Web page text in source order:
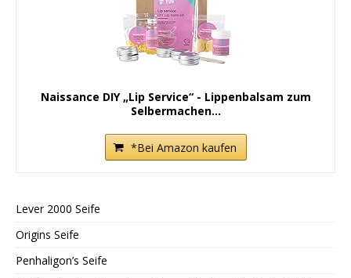
Naissance DIY „Lip Service“ - Lippenbalsam zum
Selbermachen...
*Bei Amazon kaufen
Lever 2000 Seife
Origins Seife
Penhaligon’s Seife